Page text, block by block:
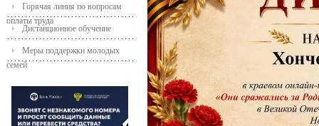
Горячая линия по вопросам
оплаты труда
Дистанционное обучение
Меры поддержки молодых
семей